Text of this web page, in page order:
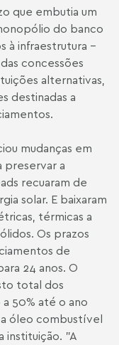
que embutia um
do banco
à infraestrutura -
concessões
alternativas,
destinadas a
mudanças em
preservar a
recuaram de
solar. E baixaram
térmicas a
Os prazos
de
24 anos. O
total dos
50% até o ano
a óleo combustível
instituição. "A